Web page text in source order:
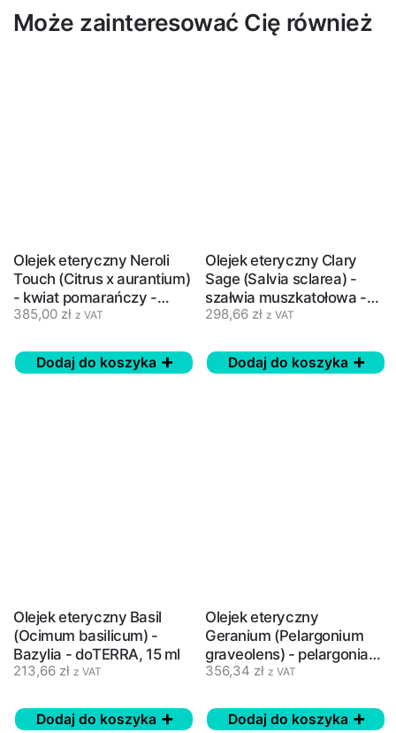
Może zainteresować Cię również
Olejek eteryczny Neroli
Touch (Citrus x aurantium)
- kwiat pomarańczy -
doTERRA, 10 ml
385,00 zł z VAT
Dodaj do koszyka
Olejek eteryczny Clary
Sage (Salvia sclarea) -
szałwia muszkatołowa -
doTERRA, 15 ml
298,66 zł z VAT
Dodaj do koszyka
Olejek eteryczny Basil
(Ocimum basilicum) -
Bazylia - doTERRA, 15 ml
213,66 zł z VAT
Dodaj do koszyka
Olejek eteryczny
Geranium (Pelargonium
graveolens) - pelargonia
pachnąca - doTERRA, 15
356,34 zł z VAT
Dodaj do koszyka